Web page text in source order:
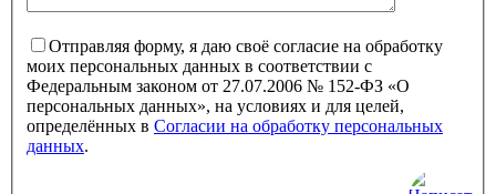
Отправляя форму, я даю своё согласие на обработку
моих персональных данных в соответствии с
Федеральным законом от 27.07.2006 № 152-ФЗ «О
персональных данных», на условиях и для целей,
определённых в Согласии на обработку персональных
данных.